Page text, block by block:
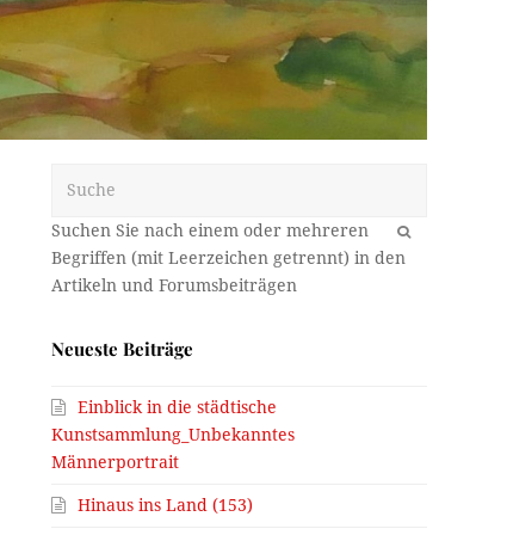
OK
Neueste Beiträge
Einblick in die städtische
Kunstsammlung_Unbekanntes
Männerportrait
Hinaus ins Land (153)